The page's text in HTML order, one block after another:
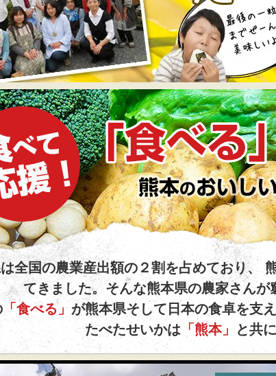
ら、阿蘇の豊富な水で作った美味しいお米をお取り寄せ
下さい。
「食べる」が支援になる。
熊本のおいしいを食べてくだ
援！
全国の農業産出額の２割を占めており、
てきました。そんな熊本県の農家さんが
「食べる」 が熊本県そして日本の食卓を支
たべたせいかは 「熊本」 と共